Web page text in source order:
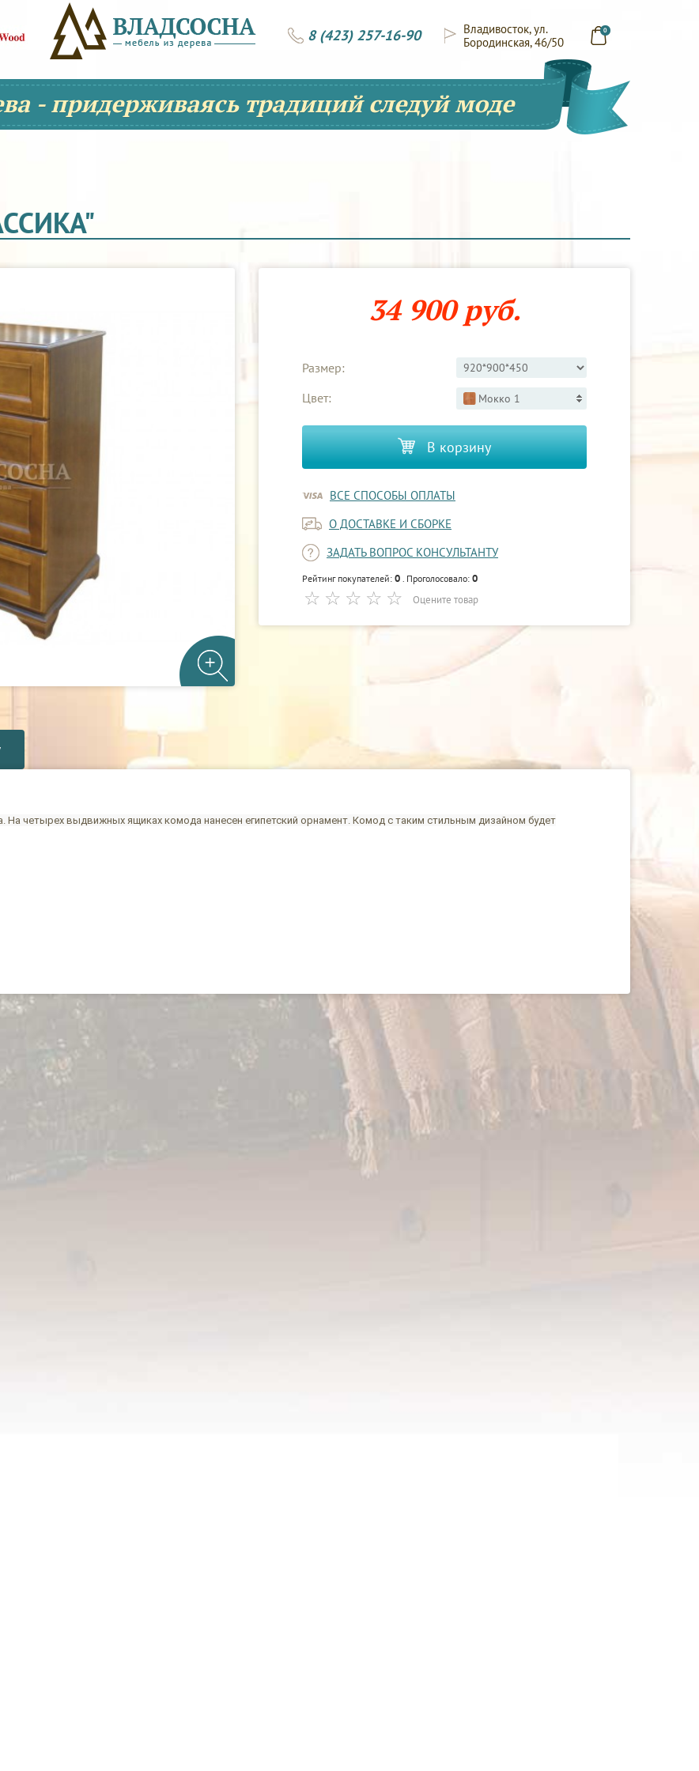
0
Владивосток, ул.
Бородинская, 46/50
8 (423) 257-16-90
- придерживаясь традиций следуй моде
34 900 руб.
Размер:
Цвет:
Мокко 1
В корзину
ВСЕ СПОСОБЫ ОПЛАТЫ
О ДОСТАВКЕ И СБОРКЕ
ЗАДАТЬ ВОПРОС КОНСУЛЬТАНТУ
Рейтинг покупателей: 0 . Проголосовало: 0
Оцените товар
На четырех выдвижных ящиках комода нанесен египетский орнамент. Комод с таким стильным дизайном будет